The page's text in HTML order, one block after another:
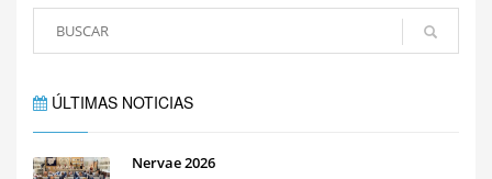
ÚLTIMAS NOTICIAS
Nervae 2026